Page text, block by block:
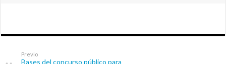
Previo
Bases del concurso público para